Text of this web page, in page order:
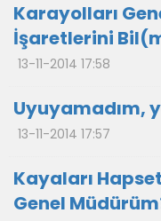
Karayolları
İşaretlerini
13-11-2014 17:58
Uyuyamadım,
13-11-2014 17:57
Kayaları
Genel